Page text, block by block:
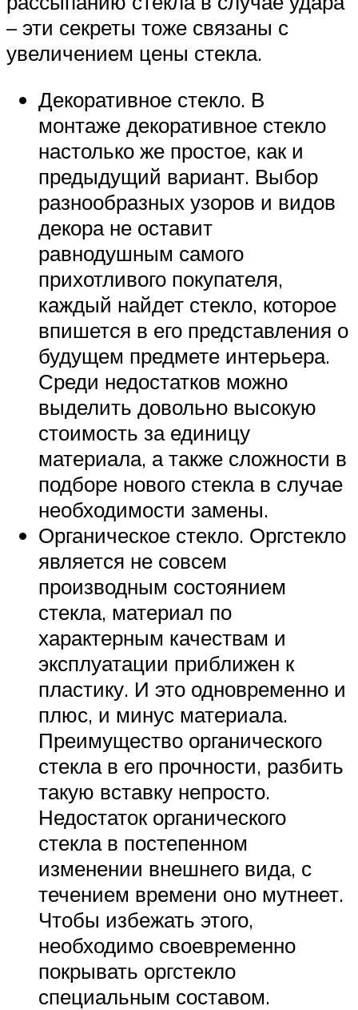
– эти секреты тоже связаны с
увеличением цены стекла.
Декоративное стекло. В
монтаже декоративное стекло
настолько же простое, как и
предыдущий вариант. Выбор
разнообразных узоров и видов
декора не оставит
равнодушным самого
прихотливого покупателя,
каждый найдет стекло, которое
впишется в его представления о
будущем предмете интерьера.
Среди недостатков можно
выделить довольно высокую
стоимость за единицу
материала, а также сложности в
подборе нового стекла в случае
необходимости замены.
Органическое стекло. Оргстекло
является не совсем
производным состоянием
стекла, материал по
характерным качествам и
эксплуатации приближен к
пластику. И это одновременно и
плюс, и минус материала.
Преимущество органического
стекла в его прочности, разбить
такую вставку непросто.
Недостаток органического
стекла в постепенном
изменении внешнего вида, с
течением времени оно мутнеет.
Чтобы избежать этого,
необходимо своевременно
покрывать оргстекло
специальным составом.